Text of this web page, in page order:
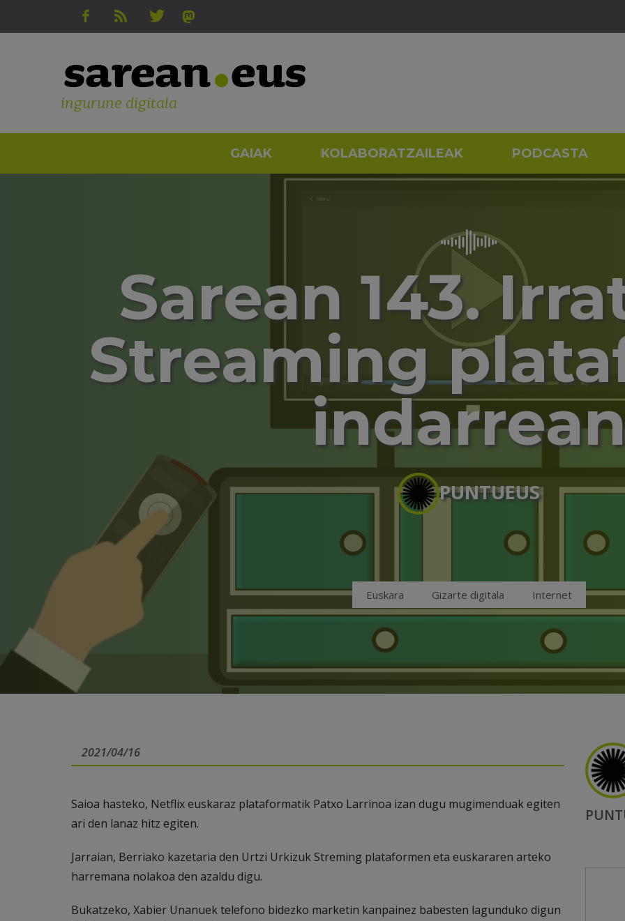
ingurune digitala
GAIAK KOLABORATZAILEAK PODCASTA
Sarean 143.
Streaming
PUNTUEUS
Euskara Gizarte digitala Internet
2021/04/16
Saioa hasteko, Netflix euskaraz plataformatik Patxo Larrinoa izan dugu mugimenduak egiten
ari den lanaz hitz egiten.
Jarraian, Berriako kazetaria den Urtzi Urkizuk Streming plataformen eta euskararen arteko
harremana nolakoa den azaldu digu.
Bukatzeko, Xabier Unanuek telefono bidezko marketin kanpainez babesten lagunduko digun